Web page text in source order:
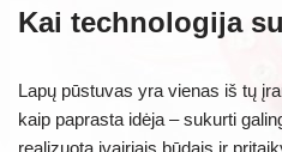
Kai technologija
Lapų pūstuvas yra vienas iš tų
kaip paprasta idėja – sukurti